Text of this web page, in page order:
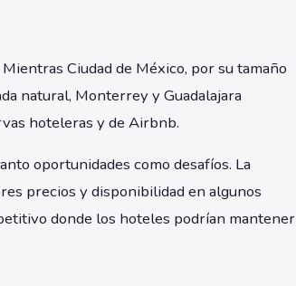
Ciudad de México, por su tamaño
natural, Monterrey y Guadalajara
hoteleras y de Airbnb.
oportunidades como desafíos. La
precios y disponibilidad en algunos
donde los hoteles podrían mantener